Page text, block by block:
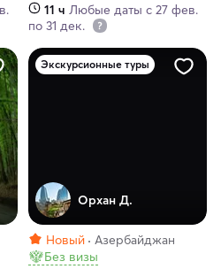
11 ч Любые даты с 27 фев.
по 31 дек.
Экскурсионные туры
Орхан Д.
Новый
Азербайджан
Без визы